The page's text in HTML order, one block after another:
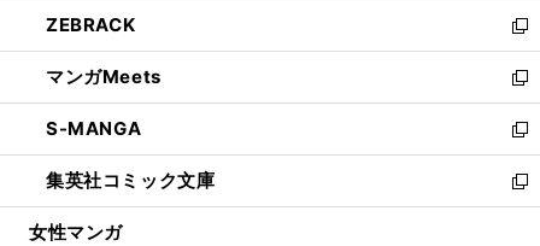
く
で
開
く
ド
ウ
で
開
く
ィ
ン
ド
ウ
で
開
く
い
ウ
ィ
ン
ド
ウ
で
開
ZEBRACK
新
し
い
ウ
ィ
ン
ド
ウ
マンガMeets
新
し
い
ウ
ィ
ン
S-MANGA
新
し
い
ウ
集英社コミック文庫
新
し
女性マンガ